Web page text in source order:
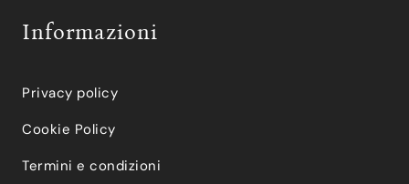
Informazioni
Privacy policy
Cookie Policy
Termini e condizioni